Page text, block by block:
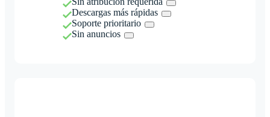
Descargas más rápidas
Soporte prioritario
Sin anuncios